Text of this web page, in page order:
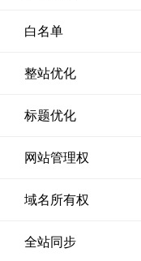
白名单
整站优化
标题优化
网站管理权
域名所有权
全站同步